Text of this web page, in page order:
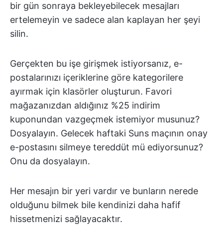
bir gün sonraya bekleyebilecek mesajları
ertelemeyin ve sadece alan kaplayan her şeyi
silin.
Gerçekten bu işe girişmek istiyorsanız, e-
postalarınızı içeriklerine göre kategorilere
ayırmak için klasörler oluşturun. Favori
mağazanızdan aldığınız %25 indirim
kuponundan vazgeçmek istemiyor musunuz?
Dosyalayın. Gelecek haftaki Suns maçının onay
e-postasını silmeye tereddüt mü ediyorsunuz?
Onu da dosyalayın.
Her mesajın bir yeri vardır ve bunların nerede
olduğunu bilmek bile kendinizi daha hafif
hissetmenizi sağlayacaktır.